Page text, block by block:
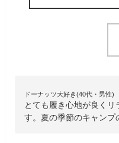
ドーナッツ大好き(40代・男性)
とても履き心地が良く
す。夏の季節のキャンプ